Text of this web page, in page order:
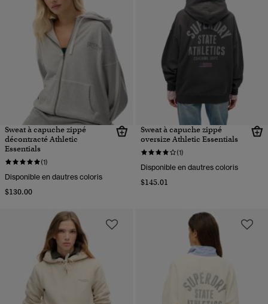
Sweat à capuche zippé
décontracté Athletic
Essentials
(1)
Disponible en dautres coloris
$130.00
Sweat à capuche zippé
oversize Athletic Essentials
(1)
Disponible en dautres coloris
$145.01